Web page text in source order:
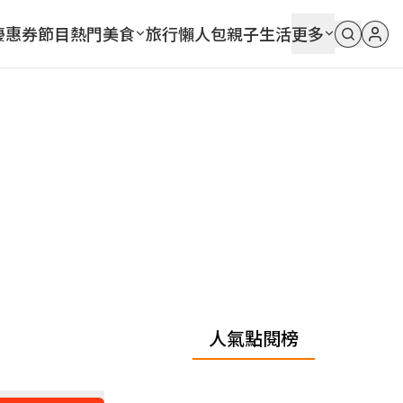
惠券節目熱門美食 旅行懶人包親子生活更多
人氣點閱榜